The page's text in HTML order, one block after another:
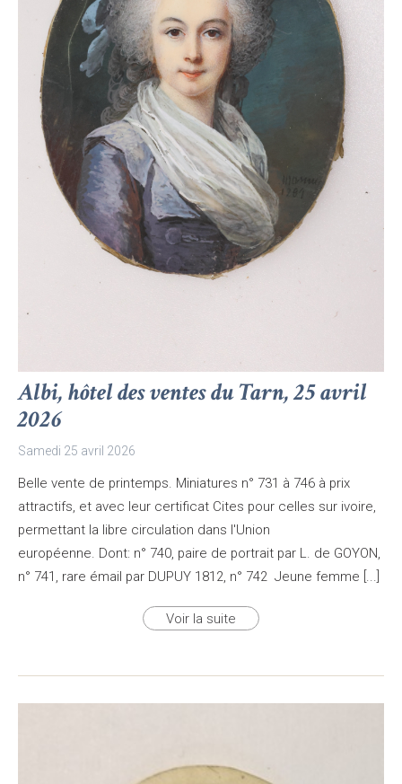
Albi, hôtel des ventes du Tarn, 25 avril
2026
Samedi 25 avril 2026
Belle vente de printemps. Miniatures n° 731 à 746 à prix
attractifs, et avec leur certificat Cites pour celles sur ivoire,
permettant la libre circulation dans l'Union
européenne. Dont: n° 740, paire de portrait par L. de GOYON,
n° 741, rare émail par DUPUY 1812, n° 742 Jeune femme [...]
Voir la suite